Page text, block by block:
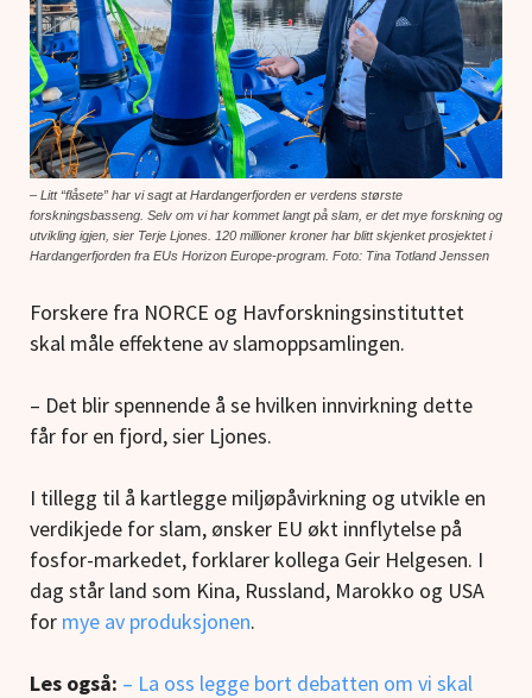
– Litt “flåsete” har vi sagt at Hardangerfjorden er verdens største
forskningsbasseng. Selv om vi har kommet langt på slam, er det mye forskning og
utvikling igjen, sier Terje Ljones. 120 millioner kroner har blitt skjenket prosjektet i
Hardangerfjorden fra EUs Horizon Europe-program. Foto: Tina Totland Jenssen
Forskere fra NORCE og Havforskningsinstituttet
skal måle effektene av slamoppsamlingen.
– Det blir spennende å se hvilken innvirkning dette
får for en fjord, sier Ljones.
I tillegg til å kartlegge miljøpåvirkning og utvikle en
verdikjede for slam, ønsker EU økt innflytelse på
fosfor-markedet, forklarer kollega Geir Helgesen. I
dag står land som Kina, Russland, Marokko og USA
for mye av produksjonen.
Les også: – La oss legge bort debatten om vi skal